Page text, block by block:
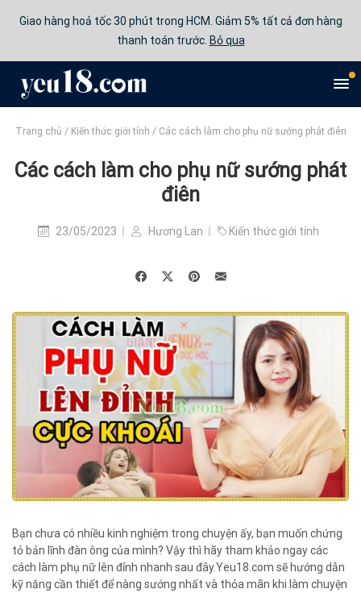
Giao hàng hoả tốc 30 phút trong HCM. Giảm 5% tất cả đơn hàng
thanh toán trước. Bỏ qua
Trang chủ / Kiến thức giới tính / Các cách làm cho phụ nữ sướng phát điên
Các cách làm cho phụ nữ sướng phát
điên
23/05/2023 Hương Lan Kiến thức giới tính
Bạn chưa có nhiều kinh nghiệm trong chuyện ấy, bạn muốn chứng
tỏ bản lĩnh đàn ông của mình? Vậy thì hãy tham khảo ngay các
cách làm phụ nữ lên đỉnh nhanh sau đây.Yeu18.com sẽ hướng dẫn
kỹ năng cần thiết để nàng sướng nhất và thỏa mãn khi làm chuyện